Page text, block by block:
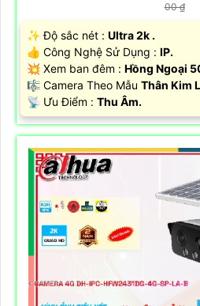
00 ₫
✨ Độ sắc nét : Ultra 2k .
👍 Công Nghệ Sử Dụng : IP.
💥 Xem ban đêm : Hồng Ngoại
🎼️ Camera Theo Mẫu Thân Kim
️📡 Ưu Điểm : Thu Âm.